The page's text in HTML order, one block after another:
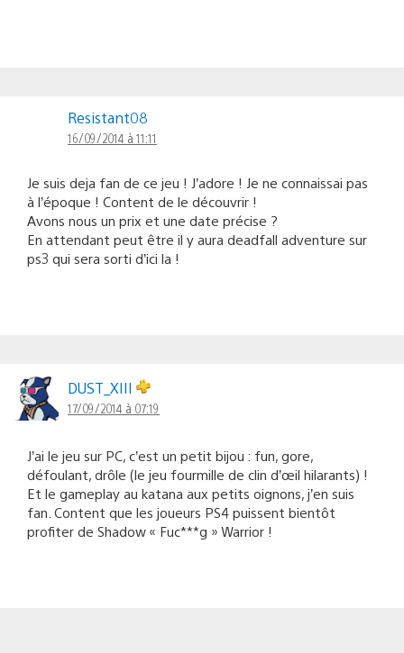
Resistant08
16/09/2014 à 11:11
Je suis deja fan de ce jeu ! J’adore ! Je ne connaissai pas
à l’époque ! Content de le découvrir !
Avons nous un prix et une date précise ?
En attendant peut être il y aura deadfall adventure sur
ps3 qui sera sorti d’ici la !
DUST_XIII
17/09/2014 à 07:19
J’ai le jeu sur PC, c’est un petit bijou : fun, gore,
défoulant, drôle (le jeu fourmille de clin d’œil hilarants) !
Et le gameplay au katana aux petits oignons, j’en suis
fan. Content que les joueurs PS4 puissent bientôt
profiter de Shadow « Fuc***g » Warrior !